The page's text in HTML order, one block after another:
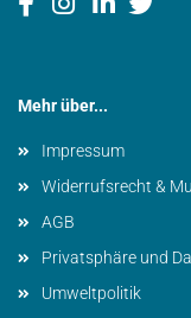
Mehr über...
Impressum
Widerrufsrecht &
AGB
Privatsphäre und
Umweltpolitik